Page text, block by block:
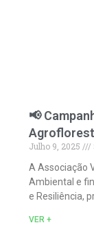
📢
Julho 9, 2025
A Associação
Ambiental e
e Resiliência,
VER +